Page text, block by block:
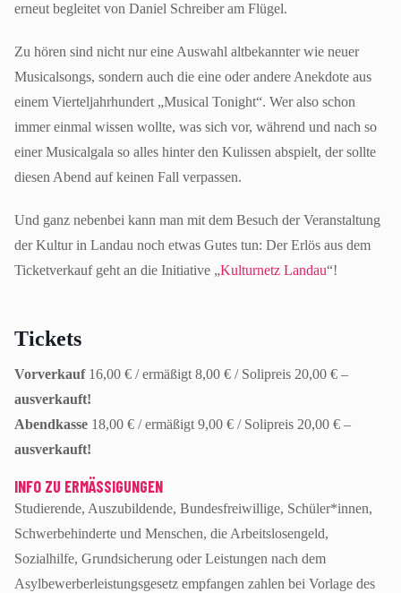
erneut begleitet von Daniel Schreiber am Flügel.
Zu hören sind nicht nur eine Auswahl altbekannter wie neuer
Musicalsongs, sondern auch die eine oder andere Anekdote aus
einem Vierteljahrhundert „Musical Tonight“. Wer also schon
immer einmal wissen wollte, was sich vor, während und nach so
einer Musicalgala so alles hinter den Kulissen abspielt, der sollte
diesen Abend auf keinen Fall verpassen.
Und ganz nebenbei kann man mit dem Besuch der Veranstaltung
der Kultur in Landau noch etwas Gutes tun: Der Erlös aus dem
Ticketverkauf geht an die Initiative „Kulturnetz Landau“!
Tickets
Vorverkauf16,00 € / ermäßigt 8,00 € / Solipreis 20,00 € –
ausverkauft!
Abendkasse 18,00 € / ermäßigt 9,00 € / Solipreis 20,00 € –
ausverkauft!
INFO ZU ERMÄSSIGUNGEN
Studierende, Auszubildende, Bundesfreiwillige, Schüler*innen,
Schwerbehinderte und Menschen, die Arbeitslosengeld,
Sozialhilfe, Grundsicherung oder Leistungen nach dem
Asylbewerberleistungsgesetz empfangen zahlen bei Vorlage des